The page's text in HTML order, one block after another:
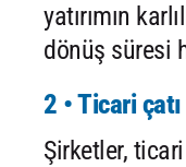
yatırımın
dönüş süresi
2 • Ticari
Şirketler,